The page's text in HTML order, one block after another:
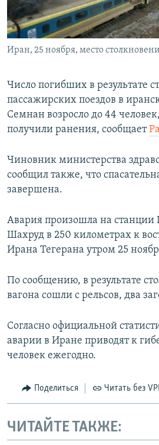
ПОБЕДИТЕЛЕЙ НЕ СУДЯТ?
КРЫМ.НЕПОКОРЕННЫЙ
ELIFBE
ПРИСОЕДИНЯЙТЕСЬ!
Все сайты RFE/RL
Иран, 25 ноября, место
Число погибших в результате
пассажирских поездов в
Семнан возросло до 44
получили ранения, сообщает
Чиновник министерства
сообщил также, что
завершена.
Авария произошла на станции
Шахруд в 250 километрах к
Ирана Тегерана утром 25
По сообщению, в результате
вагона сошли с рельсов, два
Согласно официальной
аварии в Иране приводят к
человек ежегодно.
Поделиться Читать без
ЧИТАЙТЕ ТАКЖЕ: